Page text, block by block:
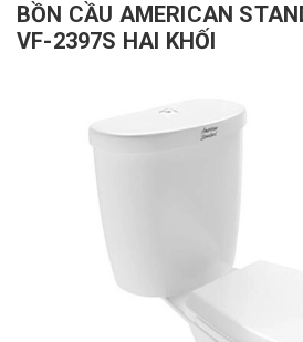
BỒN CẦU AMERICAN
VF-2397S HAI KHỐI